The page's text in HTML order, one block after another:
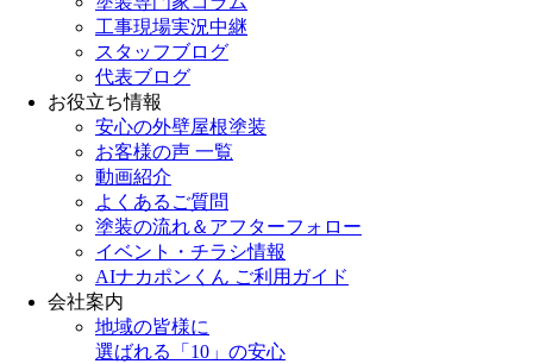
工事現場実況中継
スタッフブログ
代表ブログ
お役立ち情報
安心の外壁屋根塗装
お客様の声 一覧
動画紹介
よくあるご質問
塗装の流れ＆アフターフォロー
イベント・チラシ情報
AIナカポンくん ご利用ガイド
会社案内
地域の皆様に
選ばれる「10」の安心